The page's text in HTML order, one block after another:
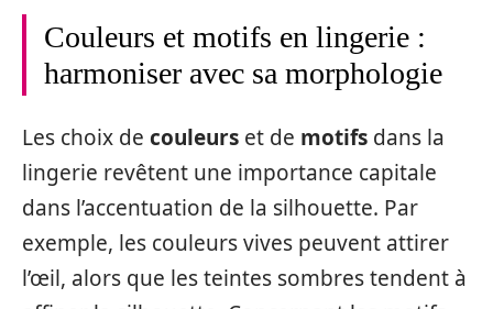
Couleurs et motifs en lingerie :
harmoniser avec sa morphologie
Les choix de couleurs et de motifs dans la
lingerie revêtent une importance capitale
dans l’accentuation de la silhouette. Par
exemple, les couleurs vives peuvent attirer
l’œil, alors que les teintes sombres tendent à